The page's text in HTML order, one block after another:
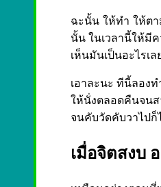
ฉะนั้น ให้ทำ ให้ต
นั้น ในเวลานี้ให้มี
เห็นมันเป็นอะไรเ
เอาละนะ ทีนี้ลอง
ให้นั่งตลอดคืนจนส
จนคับวัดคับวาไปก็
เมื่อจิตสงบ